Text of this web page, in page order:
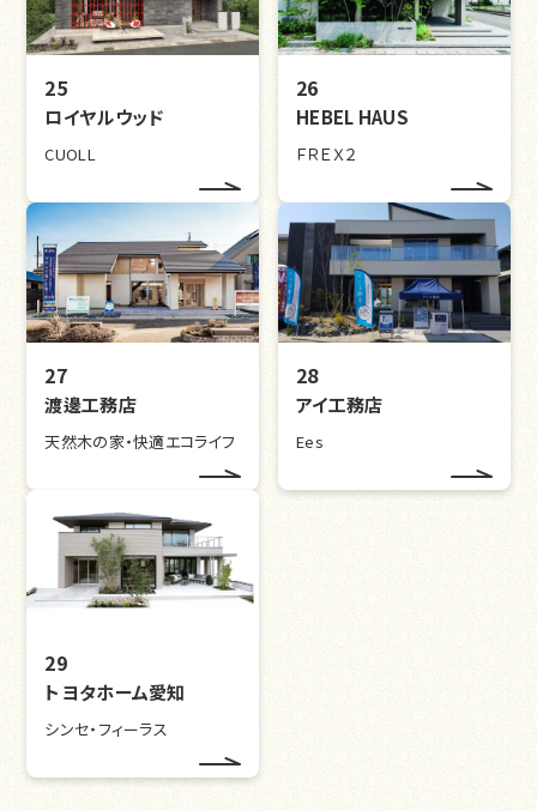
25
ロイヤルウッド
CUOLL
26
HEBEL HAUS
ＦＲＥＸ２
27
渡邊工務店
天然木の家・快適エコライフ
28
アイ工務店
Ees
29
トヨタホーム愛知
シンセ・フィーラス